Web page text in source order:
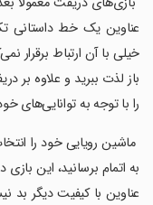
عناوین یک خط داستانی
خیلی با آن ارتباط برقرار
باز لذت ببرید و علاوه بر
را با توجه به توانایی‌های
ماشین رویایی خود را
به اتمام برسانید، این
عناوین با کیفیت دیگر